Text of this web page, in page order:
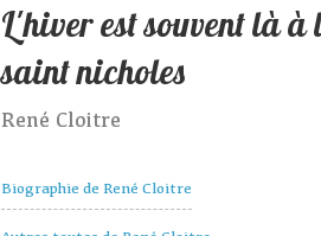
L'hiver est souvent là à
saint nicholes
René Cloitre
Biographie de René Cloitre